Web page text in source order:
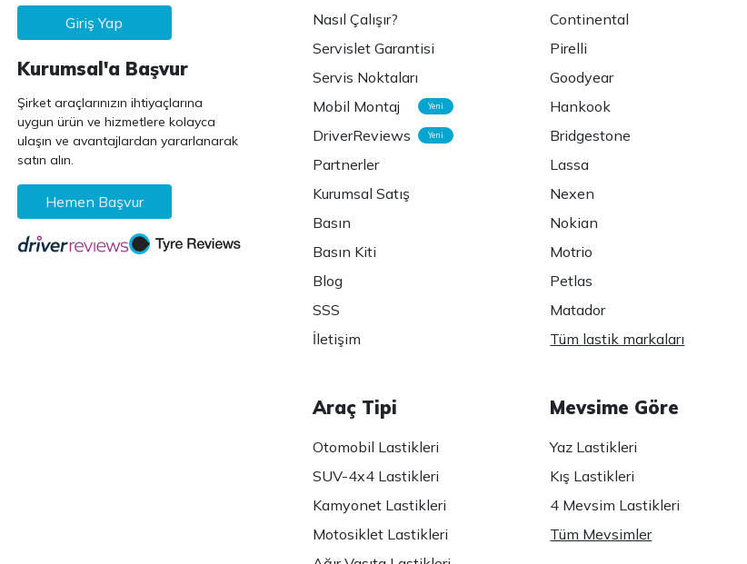
Giriş Yap
Kurumsal'a Başvur
Şirket araçlarınızın ihtiyaçlarına
uygun ürün ve hizmetlere kolayca
ulaşın ve avantajlardan yararlanarak
satın alın.
Hemen Başvur
Nasıl Çalışır?
Servislet Garantisi
Servis Noktaları
Mobil Montaj
Yeni
DriverReviews Yeni
Partnerler
Kurumsal Satış
Basın
Basın Kiti
Blog
SSS
İletişim
Continental
Pirelli
Goodyear
Hankook
Bridgestone
Lassa
Nexen
Nokian
Motrio
Petlas
Matador
Tüm lastik markaları
Araç Tipi
Otomobil Lastikleri
SUV-4x4 Lastikleri
Kamyonet Lastikleri
Motosiklet Lastikleri
Mevsime Göre
Yaz Lastikleri
Kış Lastikleri
4 Mevsim Lastikleri
Tüm Mevsimler